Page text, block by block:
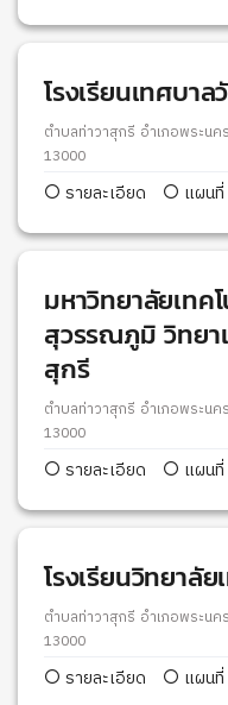
โรงเรียนเทศบา
ตำบลท่าวาสุกรี อำเภอพระน
13000
รายละเอียด แผนที่
มหาวิทยาลัยเทค
สุวรรณภูมิ วิทยา
สุกรี
ตำบลท่าวาสุกรี อำเภอพระน
13000
รายละเอียด แผนที่
โรงเรียนวิทยาลั
ตำบลท่าวาสุกรี อำเภอพระน
13000
รายละเอียด แผนที่